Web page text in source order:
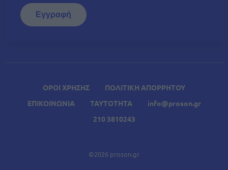
ΟΡΟΙ ΧΡΗΣΗΣ
ΠΟΛΙΤΙΚΗ ΑΠΟΡΡΗΤΟΥ
ΕΠΙΚΟΙΝΩΝΙΑ
ΤΑΥΤΟΤΗΤΑ
info@proson.gr
210 3810243
©2026 proson.gr